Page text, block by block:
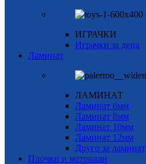
ИГРАЧКИ
Играчки за деца
Ламинат
ЛАМИНАТ
Ламинат 6мм
Ламинат 8мм
Ламинат 10мм
Ламинат 12мм
Друго за ламинат
Плочки и матриали